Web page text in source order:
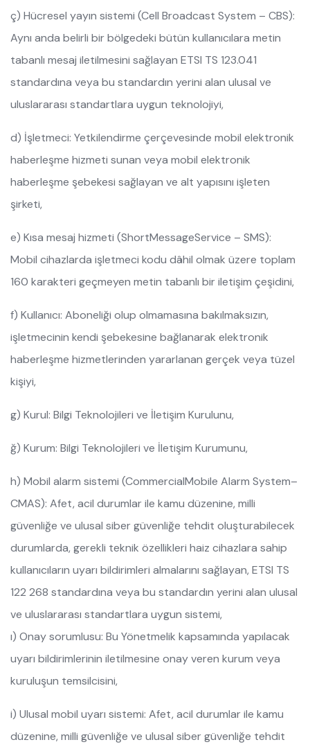
ç) Hücresel yayın sistemi (Cell Broadcast System – CBS):
Aynı anda belirli bir bölgedeki bütün kullanıcılara metin
tabanlı mesaj iletilmesini sağlayan ETSI TS 123.041
standardına veya bu standardın yerini alan ulusal ve
uluslararası standartlara uygun teknolojiyi,
d) İşletmeci: Yetkilendirme çerçevesinde mobil elektronik
haberleşme hizmeti sunan veya mobil elektronik
haberleşme şebekesi sağlayan ve alt yapısını işleten
şirketi,
e) Kısa mesaj hizmeti (ShortMessageService – SMS):
Mobil cihazlarda işletmeci kodu dâhil olmak üzere toplam
160 karakteri geçmeyen metin tabanlı bir iletişim çeşidini,
f) Kullanıcı: Aboneliği olup olmamasına bakılmaksızın,
işletmecinin kendi şebekesine bağlanarak elektronik
haberleşme hizmetlerinden yararlanan gerçek veya tüzel
kişiyi,
g) Kurul: Bilgi Teknolojileri ve İletişim Kurulunu,
ğ) Kurum: Bilgi Teknolojileri ve İletişim Kurumunu,
h) Mobil alarm sistemi (CommercialMobile Alarm System–
CMAS): Afet, acil durumlar ile kamu düzenine, milli
güvenliğe ve ulusal siber güvenliğe tehdit oluşturabilecek
durumlarda, gerekli teknik özellikleri haiz cihazlara sahip
kullanıcıların uyarı bildirimleri almalarını sağlayan, ETSI TS
122 268 standardına veya bu standardın yerini alan ulusal
ve uluslararası standartlara uygun sistemi,
ı) Onay sorumlusu: Bu Yönetmelik kapsamında yapılacak
uyarı bildirimlerinin iletilmesine onay veren kurum veya
kuruluşun temsilcisini,
i) Ulusal mobil uyarı sistemi: Afet, acil durumlar ile kamu
düzenine, milli güvenliğe ve ulusal siber güvenliğe tehdit